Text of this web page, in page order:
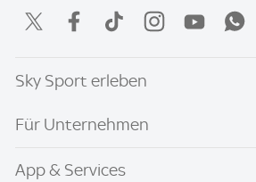
Sky Sport erleben
Für Unternehmen
App & Services